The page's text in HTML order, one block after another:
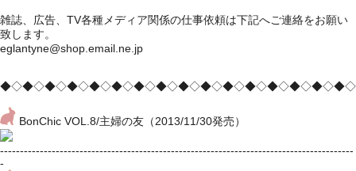
雑誌、広告、TV各種メディア関係の仕事依頼は下記へご連絡をお願い
致します。
eglantyne@shop.email.ne.jp
BonChic VOL.8/主婦の友（2013/11/30発売）
-----------------------------------------------------------------------------------------
-